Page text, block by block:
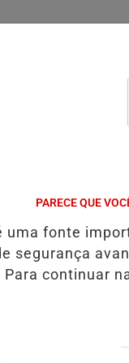
URGENTE!
e
PARECE QUE
uma fonte
segurança
continuar